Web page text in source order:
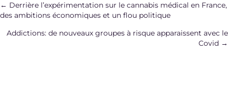
Posts
navigation
← Derrière l’expérimentation sur le cannabis médical en France,
des ambitions économiques et un flou politique
Addictions: de nouveaux groupes à risque apparaissent avec le
Covid →